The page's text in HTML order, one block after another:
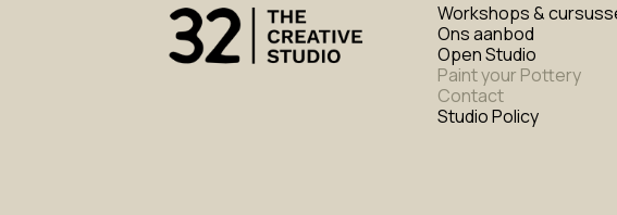
Workshops &
Ons aanbod
Open Studio
Paint your Pottery
Contact
Studio Policy